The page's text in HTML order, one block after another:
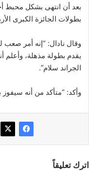
بعد أن انتهى بشكل محبط
بطولات الجائزة الكبرى
وقال نادال: “إنه أمر صعب
يقدم بطولة مذهلة، وأعلم
الجراند سلام”.
وأكد: “متأكد من أنه
اترك تعليقاً